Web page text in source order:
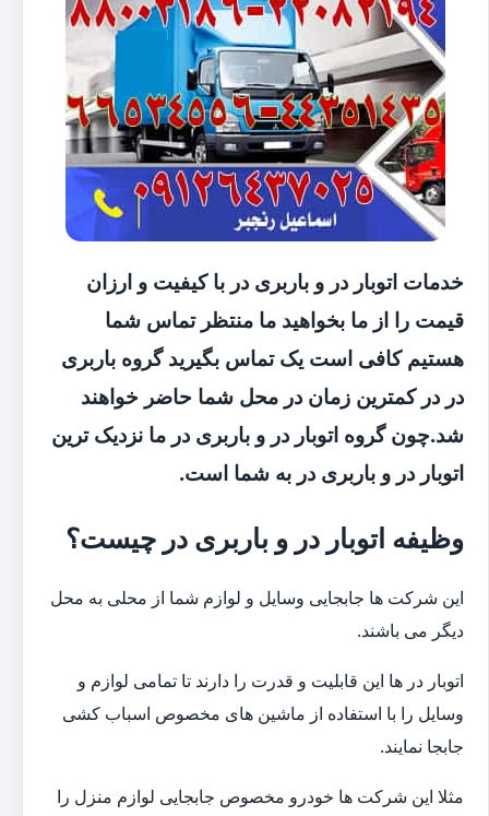
خدمات اتوبار در و باربری در با کیفیت و ارزان
قیمت را از ما بخواهید ما منتظر تماس شما
هستیم کافی است یک تماس بگیرید گروه باربری
در در کمترین زمان در محل شما حاضر خواهند
شد.چون گروه اتوبار در و باربری در ما نزدیک ترین
اتوبار در و باربری در به شما است.
وظیفه اتوبار در و باربری در چیست؟
این شرکت ها جابجایی وسایل و لوازم شما از محلی به محل
دیگر می باشند.
اتوبار در ها این قابلیت و قدرت را دارند تا تمامی لوازم و
وسایل را با استفاده از ماشین های مخصوص اسباب کشی
جابجا نمایند.
مثلا این شرکت ها خودرو مخصوص جابجایی لوازم منزل را